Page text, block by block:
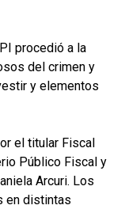
procedió a la
del crimen y
y elementos
el titular Fiscal
Público Fiscal y
Arcuri. Los
en distintas